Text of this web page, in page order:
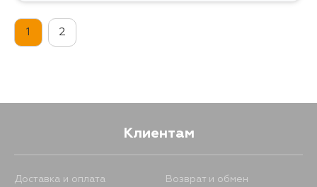
1 2
Клиентам
Доставка и оплата Возврат и обмен